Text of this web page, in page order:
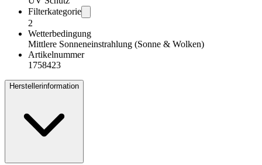
Filterkategorie
2
Wetterbedingung
Mittlere Sonneneinstrahlung (Sonne & Wolken)
Artikelnummer
1758423
Herstellerinformation